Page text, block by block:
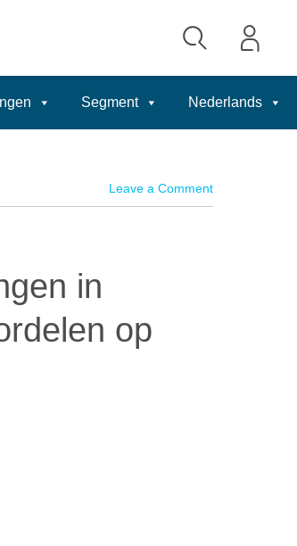
Segment Nederlands
Leave a Comment
in
op